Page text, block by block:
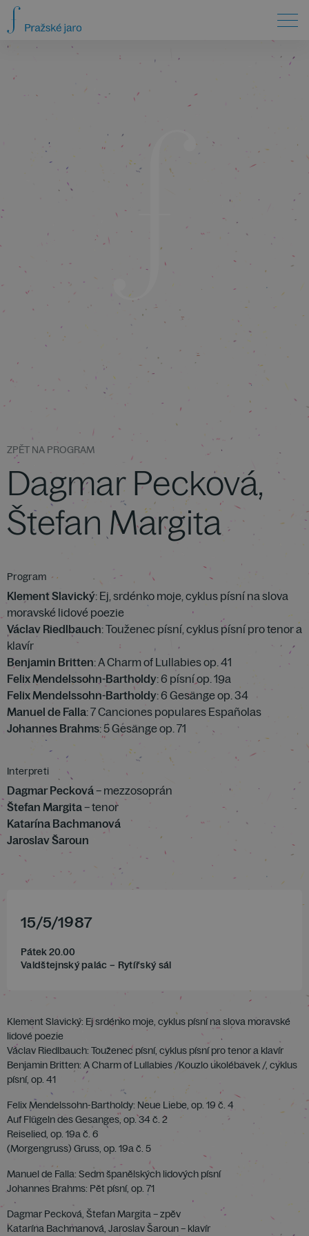
ZPĚT NA PROGRAM
Dagmar Pecková,
Štefan Margita
Program
Klement Slavický: Ej, srdénko moje, cyklus písní na slova
moravské lidové poezie
Václav Riedlbauch: Touženec písní, cyklus písní pro tenor a
klavír
Benjamin Britten: A Charm of Lullabies op. 41
Felix Mendelssohn-Bartholdy: 6 písní op. 19a
Felix Mendelssohn-Bartholdy: 6 Gesänge op. 34
Manuel de Falla: 7 Canciones populares Españolas
Johannes Brahms: 5 Gesänge op. 71
Interpreti
Dagmar Pecková– mezzosoprán
Štefan Margita– tenor
Katarína Bachmanová
Jaroslav Šaroun
15/5/1987
Pátek 20.00
Valdštejnský palác – Rytířský sál
Klement Slavický: Ej srdénko moje, cyklus písní na slova moravské
lidové poezie
Václav Riedlbauch: Touženec písní, cyklus písní pro tenor a klavír
Benjamin Britten: A Charm of Lullabies /Kouzlo ukolébavek /, cyklus
písní, op. 41
Felix Mendelssohn-Bartholdy: Neue Liebe, op. 19 č. 4
Auf Flügeln des Gesanges, op. 34 č. 2
Reiselied, op. 19a č. 6
(Morgengruss) Gruss, op. 19a č. 5
Manuel de Falla: Sedm španělských lidových písní
Johannes Brahms: Pět písní, op. 71
Dagmar Pecková, Štefan Margita – zpěv
Katarína Bachmanová, Jaroslav Šaroun – klavír